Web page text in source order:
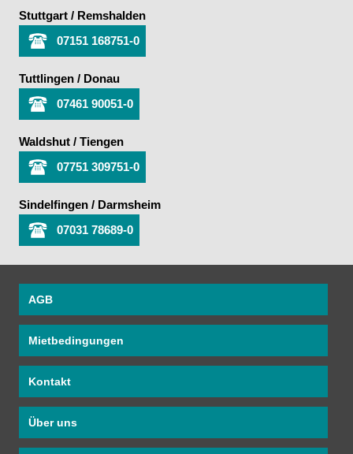
Stuttgart / Remshalden
07151 168751-0
Tuttlingen / Donau
07461 90051-0
Waldshut / Tiengen
07751 309751-0
Sindelfingen / Darmsheim
07031 78689-0
AGB
Mietbedingungen
Kontakt
Über uns